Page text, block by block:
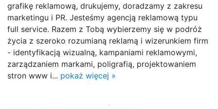
grafikę reklamową, drukujemy, doradzamy z zakresu
marketingu i PR. Jesteśmy agencją reklamową typu
full service. Razem z Tobą wybierzemy się w podróż
życia z szeroko rozumianą reklamą i wizerunkiem firm
- identyfikacją wizualną, kampaniami reklamowymi,
zarządzaniem markami, poligrafią, projektowaniem
stron www i... pokaż więcej »